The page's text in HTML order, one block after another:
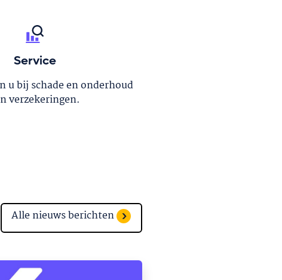
Service
u bij schade en onderhoud
verzekeringen.
Alle nieuws berichten